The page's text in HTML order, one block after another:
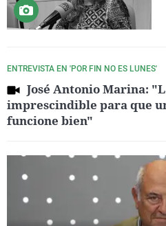
ENTREVISTA EN 'POR FIN NO ES LUNES'
José Antonio Marina:
imprescindible para que
funcione bien"